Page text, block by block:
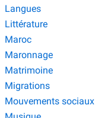
Langues
Littérature
Maroc
Maronnage
Matrimoine
Migrations
Mouvements sociaux